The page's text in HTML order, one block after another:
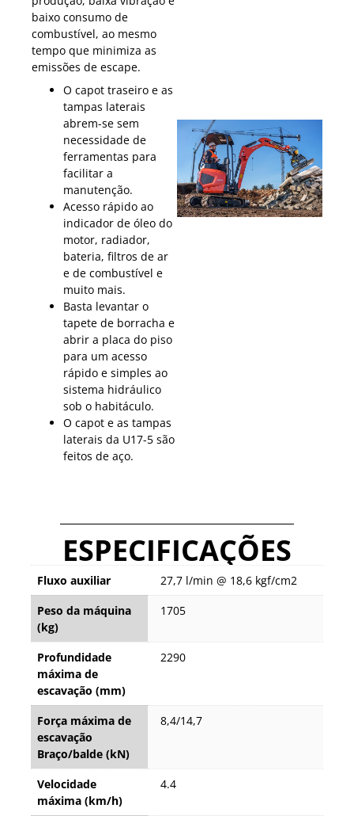
baixo consumo de
combustível, ao mesmo
tempo que minimiza as
emissões de escape.
O capot traseiro e as
tampas laterais
abrem-se sem
necessidade de
ferramentas para
facilitar a
manutenção.
Acesso rápido ao
indicador de óleo do
motor, radiador,
bateria, filtros de ar
e de combustível e
muito mais.
Basta levantar o
tapete de borracha e
abrir a placa do piso
para um acesso
rápido e simples ao
sistema hidráulico
sob o habitáculo.
O capot e as tampas
laterais da U17-5 são
feitos de aço.
ESPECIFICAÇÕES
Fluxo auxiliar
27,7 l/min @ 18,6 kgf/cm2
Peso da máquina
(kg)
1705
Profundidade
máxima de
escavação (mm)
2290
Força máxima de
escavação
Braço/balde (kN)
8,4/14,7
Velocidade
máxima (km/h)
4.4